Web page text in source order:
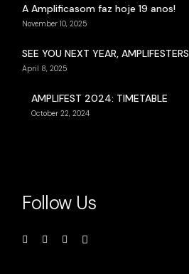
A Amplificasom faz hoje 19 anos!
November 10, 2025
SEE YOU NEXT YEAR, AMPLIFESTERS
April 8, 2025
AMPLIFEST 2024: TIMETABLE
October 22, 2024
Follow Us